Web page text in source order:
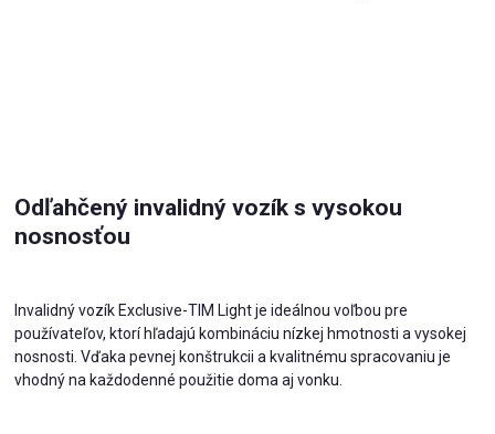
Odľahčený invalidný vozík s vysokou
nosnosťou
Invalidný vozík Exclusive-TIM Light je ideálnou voľbou pre
používateľov, ktorí hľadajú kombináciu nízkej hmotnosti a vysokej
nosnosti. Vďaka pevnej konštrukcii a kvalitnému spracovaniu je
vhodný na každodenné použitie doma aj vonku.